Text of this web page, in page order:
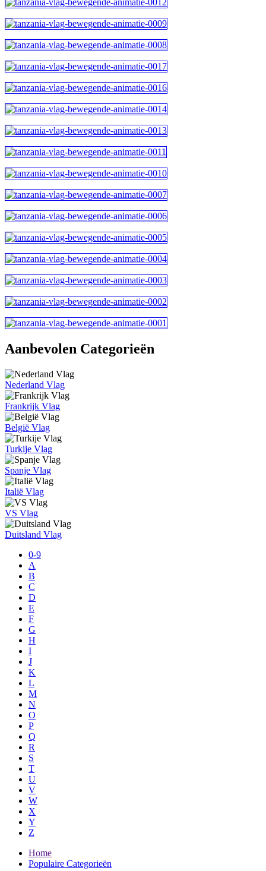
Aanbevolen Categorieën
Nederland Vlag
Frankrijk Vlag
België Vlag
Turkije Vlag
Spanje Vlag
Italië Vlag
VS Vlag
Duitsland Vlag
0-9
A
B
C
D
E
F
G
H
I
J
K
L
M
N
O
P
Q
R
S
T
U
V
W
X
Y
Z
Home
Populaire Categorieën